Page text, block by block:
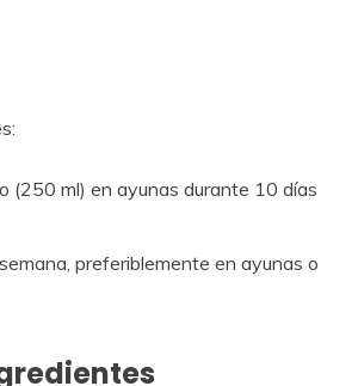
(250 ml) en ayunas durante 10 días
preferiblemente en ayunas o